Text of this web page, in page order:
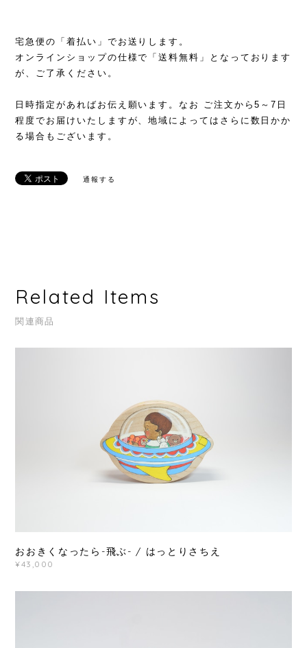
宅急便の「着払い」でお送りします。
オンラインショップの仕様で「送料無料」となっております
が、ご了承ください。
日時指定があればお伝え願います。なお ご注文から5～7日
程度でお届けいたしますが、地域によってはさらに数日かか
る場合もございます。
通報する
Related Items
関連商品
おおきくなったら-飛ぶ- / はっとりさちえ
¥43,000